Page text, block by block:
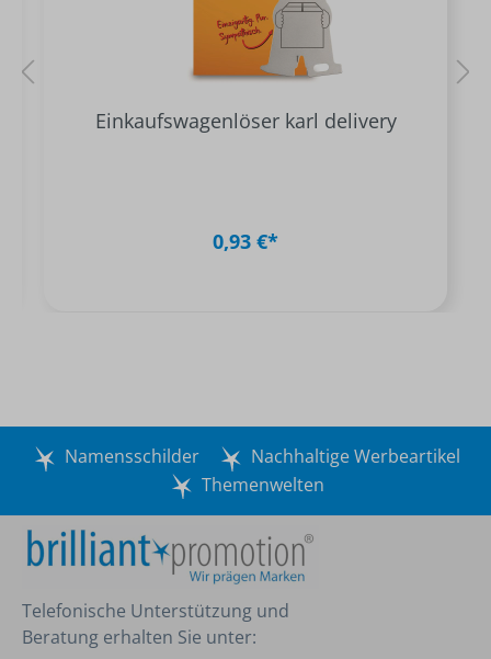
Einkaufswagenlöser karl delivery
0,93 €*
Namensschilder
Nachhaltige Werbeartikel
Themenwelten
Telefonische Unterstützung und
Beratung erhalten Sie unter: